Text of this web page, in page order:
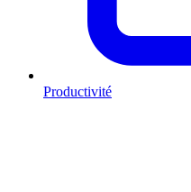
Productivité